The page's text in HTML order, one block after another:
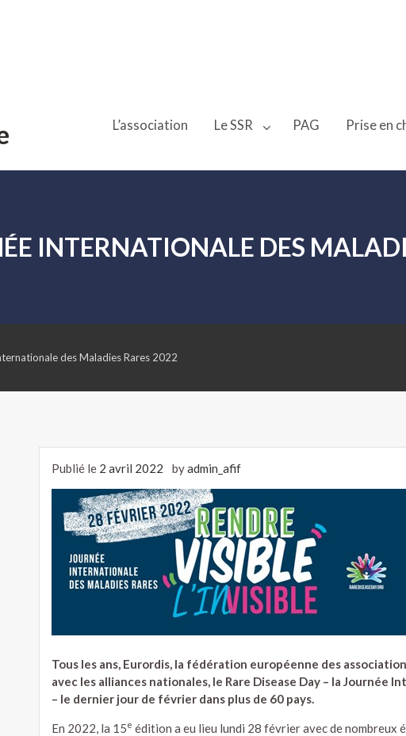
L’association Le SSR PAG Prise en
INTERNATIONALE DES
des Maladies Rares 2022
Publié le 2 avril 2022 byadmin_afif
Tous les ans, Eurordis, la fédération européenne des
avec les alliances nationales, le Rare Disease Day – la Journée
– le dernier jour de février dans plus de 60 pays.
En 2022, la 15e édition a eu lieu lundi 28 février avec de nombreux